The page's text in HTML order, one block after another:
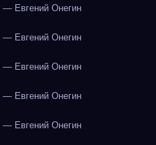
Евгений Онегин
Евгений Онегин
Евгений Онегин
Евгений Онегин
Евгений Онегин